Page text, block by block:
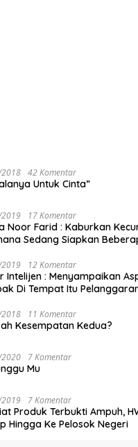
42 Komentar
Untuk Cinta”
17 Komentar
Noor Farid : Kaburkan
Sedang Siapkan
12 Komentar
Intelijen : Menyampaikan
Di Tempat Itu
11 Komentar
Kesempatan Kedua?
7 Komentar
Mu
7 Komentar
Produk Terbukti Ampuh,
Hingga Ke Pelosok Negeri